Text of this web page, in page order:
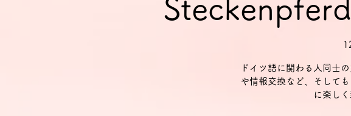
ドイツ語に関わる人同士
や情報交換など、そして
に楽し